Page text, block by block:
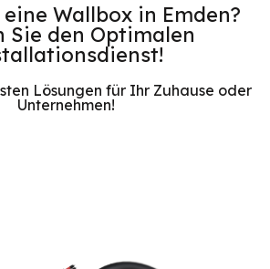
Wallbox in Emden?
Sie den Optimalen
Lösungen für Ihr Zuhause oder
Unternehmen!